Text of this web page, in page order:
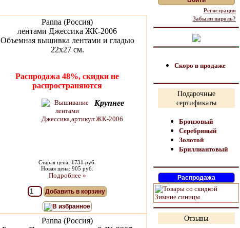
Panna (Россия)
лентами Джессика ЖК-2006
Объемная вышивка лентами и гладью
22х27 см.
Распродажа 48%, скидки не
распространяются
Крупнее
Старая цена: 1731 руб.
Новая цена: 905 руб.
Подробнее »
Добавить в корзину
В избранное
Panna (Россия)
Регистрация
Забыли пароль?
Скоро в продаже
Подарочные
сертификаты
Бронзовый
Серебряный
Золотой
Бриллиантовый
Отзывы